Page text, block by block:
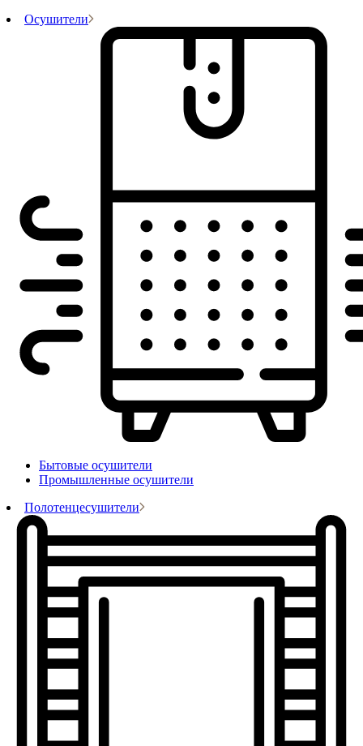
Осушители
Бытовые осушители
Промышленные осушители
Полотенцесушители